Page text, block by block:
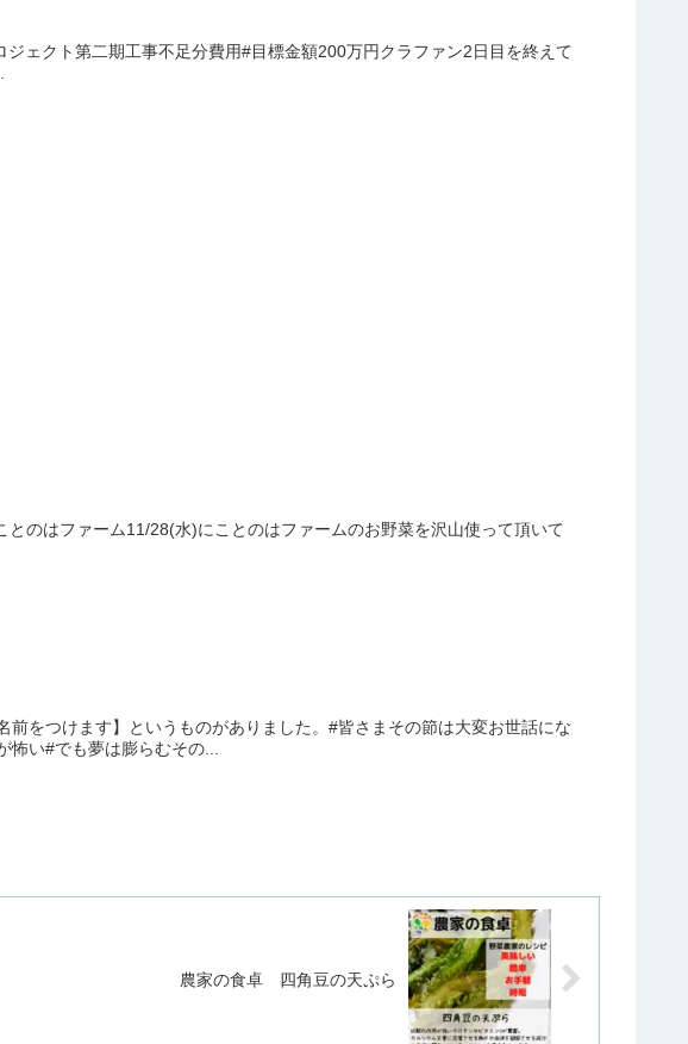
ェクト第二期工事不足分費用#目標金額200万円クラファン2日目を終えて
のはファーム11/28(水)にことのはファームのお野菜を沢山使って頂いて
をつけます】というものがありました。#皆さまその節は大変お世話にな
い#でも夢は膨らむその...
農家の食卓 四角豆の天ぷら